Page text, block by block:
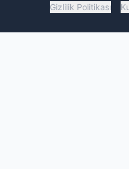
Gizlilik Politikası